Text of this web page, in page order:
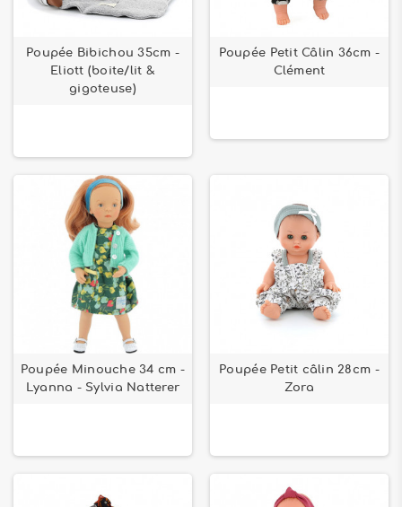
Poupée Bibichou 35cm -
Eliott (boite/lit &
gigoteuse)
Poupée Petit Câlin 36cm -
Clément
Poupée Minouche 34 cm -
Lyanna - Sylvia Natterer
Poupée Petit câlin 28cm -
Zora